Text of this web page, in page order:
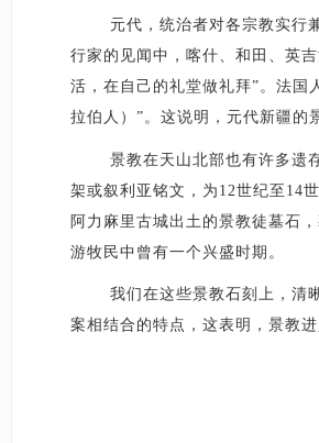
元代，统治者对各宗教实行
行家的见闻中，喀什、和田、英
活，在自己的礼堂做礼拜”。法国
拉伯人）”。这说明，元代新疆的
景教在天山北部也有许多遗
架或叙利亚铭文，为12世纪至14
阿力麻里古城出土的景教徒墓石
游牧民中曾有一个兴盛时期。
我们在这些景教石刻上，清
案相结合的特点，这表明，景教